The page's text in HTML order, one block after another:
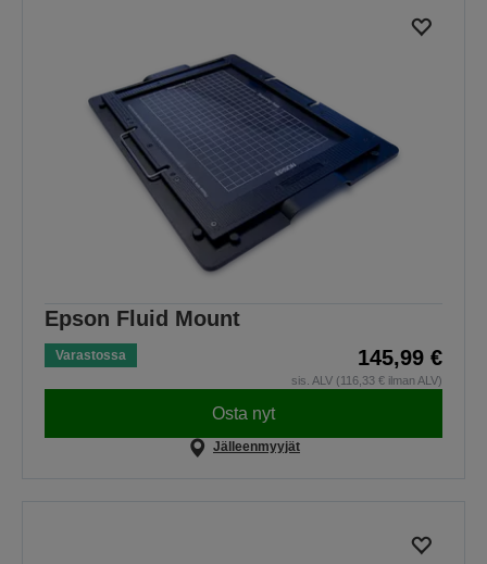
Epson Fluid Mount
Varastossa 145,99 €
sis. ALV (116,33 € ilman ALV)
Osta nyt
Jälleenmyyjät